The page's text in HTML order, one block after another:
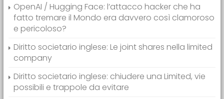
OpenAI / Hugging Face: l’attacco hacker che ha
fatto tremare il Mondo era davvero così clamoroso
e pericoloso?
Diritto societario inglese: Le joint shares nella limited
company
Diritto societario inglese: chiudere una Limited, vie
possibili e trappole da evitare